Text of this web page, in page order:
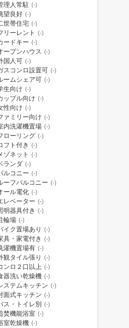
理人常駐 (-)
望良好 (-)
世帯住宅 (-)
リーレント (-)
ードキー (-)
ープンハウス (-)
国人可 (-)
スコンロ設置可 (-)
ームシェア可 (-)
生向け (-)
ップル向け (-)
性向け (-)
ァミリー向け (-)
内洗濯機置場 (-)
ローリング (-)
フト付き (-)
ゾネット (-)
ランダ (-)
ルコニー (-)
ーフバルコニー (-)
ール電化 (-)
レベーター (-)
明器具付き (-)
輪場 (-)
イク置場あり (-)
具・家電付き (-)
濯機置場有 (-)
観タイル張り (-)
ンロ２口以上 (-)
器洗い乾燥機 (-)
ステムキッチン (-)
面式キッチン (-)
ス・トイレ別 (-)
焚機能浴室 (-)
室乾燥機 (-)